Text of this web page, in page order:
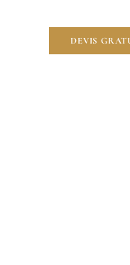
DEVIS